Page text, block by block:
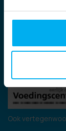
Kernpartners:
Ook